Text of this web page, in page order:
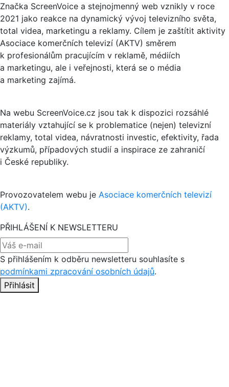
Značka ScreenVoice a stejnojmenný web vznikly v roce
2021 jako reakce na dynamický vývoj televizního světa,
total videa, marketingu a reklamy. Cílem je zaštítit aktivity
Asociace komerčních televizí (AKTV) směrem
k profesionálům pracujícím v reklamě, médiích
a marketingu, ale i veřejnosti, která se o média
a marketing zajímá.
Na webu ScreenVoice.cz jsou tak k dispozici rozsáhlé
materiály vztahující se k problematice (nejen) televizní
reklamy, total videa, návratnosti investic, efektivity, řada
výzkumů, případových studií a inspirace ze zahraničí
i České republiky.
Provozovatelem webu je Asociace komerčních televizí
(AKTV).
PŘIHLÁŠENÍ K NEWSLETTERU
S přihlášením k odběru newsletteru souhlasíte s
podmínkami zpracování osobních údajů.
Přihlásit